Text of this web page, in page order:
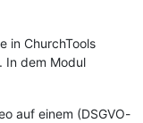
in ChurchTools
In dem Modul
auf einem (DSGVO-